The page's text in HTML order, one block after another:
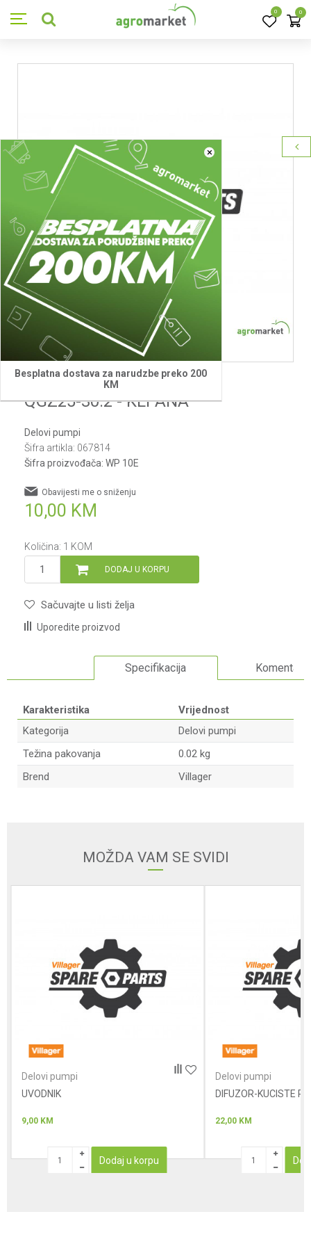
0 0
×
Besplatna dostava za narudzbe preko 200
KM
Villager
QGZ25-30.2 - KLPANA
Delovi pumpi
Šifra artikla: 067814
Šifra proizvođača: WP 10E
10,00 KM
Obavijesti me o sniženju
Količina: 1 KOM
DODAJ U KORPU
Sačuvajte u listi želja
Uporedite proizvod
Specifikacija Komentari
Karakteristika
Vrijednost
Kategorija
Delovi pumpi
Težina pakovanja
0.02 kg
Brend
Villager
MOŽDA VAM SE SVIDI
Delovi pumpi
UVODNIK
9,00 KM
Dodaj u korpu
Delovi pumpi
DIFUZOR-KUCISTE
22,00 KM